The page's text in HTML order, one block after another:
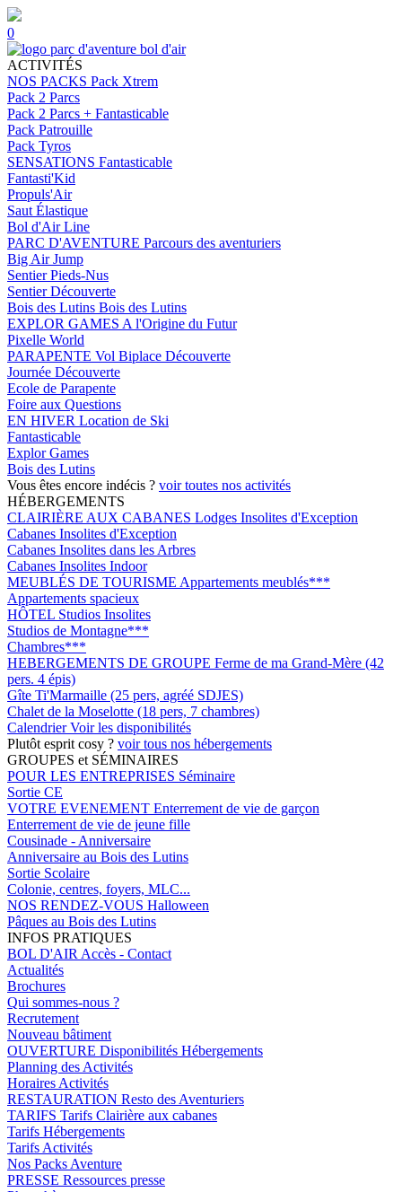
0
ACTIVITÉS
NOS PACKS Pack Xtrem
Pack 2 Parcs
Pack 2 Parcs + Fantasticable
Pack Patrouille
Pack Tyros
SENSATIONS Fantasticable
Fantasti'Kid
Propuls'Air
Saut Élastique
Bol d'Air Line
PARC D'AVENTURE Parcours des aventuriers
Big Air Jump
Sentier Pieds-Nus
Sentier Découverte
Bois des Lutins Bois des Lutins
EXPLOR GAMES A l'Origine du Futur
Pixelle World
PARAPENTE Vol Biplace Découverte
Journée Découverte
Ecole de Parapente
Foire aux Questions
EN HIVER Location de Ski
Fantasticable
Explor Games
Bois des Lutins
Vous êtes encore indécis ? voir toutes nos activités
HÉBERGEMENTS
CLAIRIÈRE AUX CABANES Lodges Insolites d'Exception
Cabanes Insolites d'Exception
Cabanes Insolites dans les Arbres
Cabanes Insolites Indoor
MEUBLÉS DE TOURISME Appartements meublés***
Appartements spacieux
HÔTEL Studios Insolites
Studios de Montagne***
Chambres***
HEBERGEMENTS DE GROUPE Ferme de ma Grand-Mère (42
pers. 4 épis)
Gîte Ti'Marmaille (25 pers, agréé SDJES)
Chalet de la Moselotte (18 pers, 7 chambres)
CalendrierVoir les disponibilités
Plutôt esprit cosy ? voir tous nos hébergements
GROUPES et SÉMINAIRES
POUR LES ENTREPRISES Séminaire
Sortie CE
VOTRE EVENEMENT Enterrement de vie de garçon
Enterrement de vie de jeune fille
Cousinade - Anniversaire
Anniversaire au Bois des Lutins
Sortie Scolaire
Colonie, centres, foyers, MLC...
NOS RENDEZ-VOUS Halloween
Pâques au Bois des Lutins
INFOS PRATIQUES
BOL D'AIR Accès - Contact
Actualités
Brochures
Qui sommes-nous ?
Recrutement
Nouveau bâtiment
OUVERTURE Disponibilités Hébergements
Planning des Activités
Horaires Activités
RESTAURATION Resto des Aventuriers
TARIFS Tarifs Clairière aux cabanes
Tarifs Hébergements
Tarifs Activités
Nos Packs Aventure
PRESSE Ressources presse